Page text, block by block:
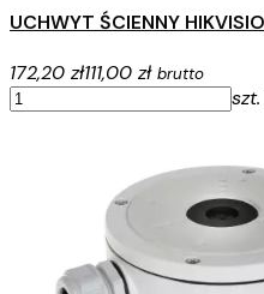
172,20 zł111,00 zł brutto
szt.